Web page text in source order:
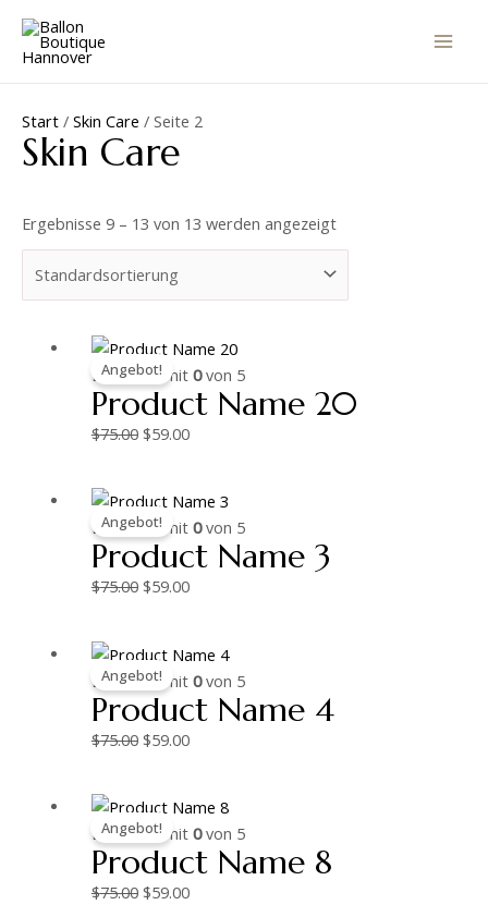
Inhalt
springen
Start / Skin Care / Seite 2
Skin Care
Ergebnisse 9 – 13 von 13 werden angezeigt
Angebot!
Bewertet mit 0von 5
Product Name 20
$75.00
Ursprünglicher
Preis
war:
$75.00
$59.00
Aktueller
Preis
ist:
Angebot!
Bewertet mit 0von 5
Product Name 3
$75.00
Ursprünglicher
Preis
war:
$75.00
$59.00
Aktueller
Preis
ist:
$59.00.
Angebot!
Bewertet mit 0von 5
Product Name 4
$75.00
Ursprünglicher
Preis
war:
$75.00
$59.00
Aktueller
Preis
ist:
Angebot!
Bewertet mit 0von 5
Product Name 8
$75.00
Ursprünglicher
Preis
war:
$75.00
$59.00
Aktueller
Preis
ist:
$59.00.